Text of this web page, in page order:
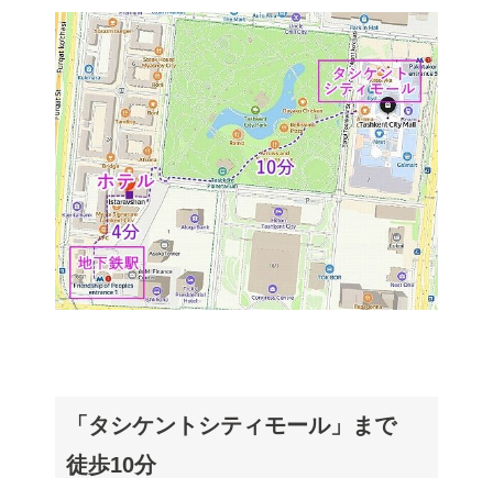
「タシケントシティモール」まで
徒歩10分